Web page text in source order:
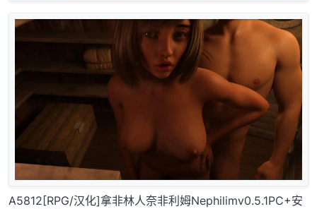
A5812[RPG/汉化]拿非林人奈非利姆Nephilimv0.5.1PC+安